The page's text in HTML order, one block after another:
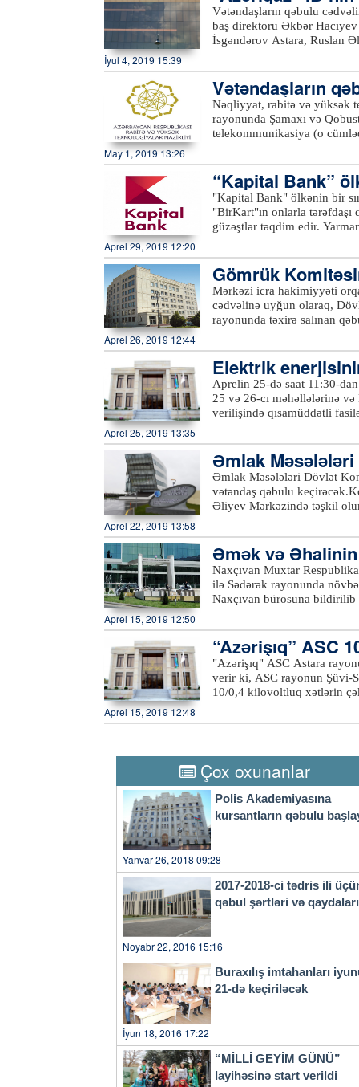
müraciətlər nəzarətə
ilə bağlı komitə sədri
komitənin fəaliyyət
göndərilməsi üçün
uçotuna alınması,
müraciətlər də
bildirib ki, bu istiqamətdə
gücləndirilib.xeber100.com
dinləyib
Vətəndaşların qəbulu
baş direktoru Əkbər
İsgəndərov Astara, Ruslan
vətəndaşların müraciətlərinə
məntəqələrinin
məsələlərlə bağlı
dinləyib və qaldırılan
rəhbərlərinə tapşırıqlar
yerindəcə həll olunub.
yaradılmasından
dövlətimizin başçısına
İyul 4, 2019 15:39
Vətəndaşların
Nəqliyyat, rabitə və yüksək
rayonunda Şamaxı və
telekommunikasiya (o
məsələlərlə bağlı
May 1, 2019 13:26
“Kapital Bank”
r təşkil edir
"Kapital Bank" ölkənin bir
"BirKart"ın onlarla
güzəştlər təqdim edir.
yönəltmək, həmçinin
verməkdir.Yarmarka may
Gəncə, Tovuz, Yevlax,
Mingəçevir, Bərdə, İmişli,
– taksit, taksit/cashback və
faizsiz taksitlə hissə-hissə
məvacib və təqaüdünü
yaşı 18-dən yuxarı olan
Bank"ın istənilən digər
Aprel 29, 2019 12:20
Gömrük
Mərkəzi icra hakimiyyəti
cədvəlinə uyğun olaraq,
rayonunda təxirə salınan
şəhərindəki Heydər Əliyev
Tovuz və Ağstafa
köçkünlərin yalnız gömrük
etmək istəyən vətəndaşlar
(012) 404-22-00), Qərb
(022) 315-63-02) ilə əlaqə
Aprel 26, 2019 12:44
Elektrik
nacaq
Aprelin 25-də saat 11:30-
25 və 26-cı məhəllələrinə
verilişində qısamüddətli
kilovoltluq Əliağa Vahid
xətlərində aparılan
Aprel 25, 2019 13:35
Əmlak
əcək
Əmlak Məsələləri Dövlət
vətəndaş qəbulu
Əliyev Mərkəzində təşkil
Komitəsi fəaliyyət prinsipinə
çevik olaraq cavablandırır.
Qəbul zamanı komitənin
dövlət əmlakının
kimi müraciətlərə
müəyyənləşdirilməsi, ünvan
Aprel 22, 2019 13:58
Əmək və
ığı ilə…
Naxçıvan Muxtar
ilə Sədərək rayonunda
Naxçıvan bürosuna
Bildirib ki, “2016-2020-ci
artırılması üzrə Dövlət
respublikada yeni iş
yüksəldilməsinə öz
Hüseynov vurğulayıb ki,
fəallığın yüksəldilməsi
çıxarıldığı tədbirdə 13
Aprel 15, 2019 12:50
“Azərişıq” ASC
"Azərişıq" ASC Astara
verir ki, ASC rayonun Şüvi-
10/0,4 kilovoltluq xətlərin
Aprel 15, 2019 12:48
Çox oxunanlar
Polis Akademiyasına
kursantların qəbulu
Yanvar 26, 2018 09:28
2017-2018-ci tədris ili
qəbul şərtləri və
Noyabr 22, 2016 15:16
Buraxılış imtahanları
21-də keçiriləcək
İyun 18, 2016 17:22
“MİLLİ GEYİM GÜNÜ”
layihəsinə start verildi